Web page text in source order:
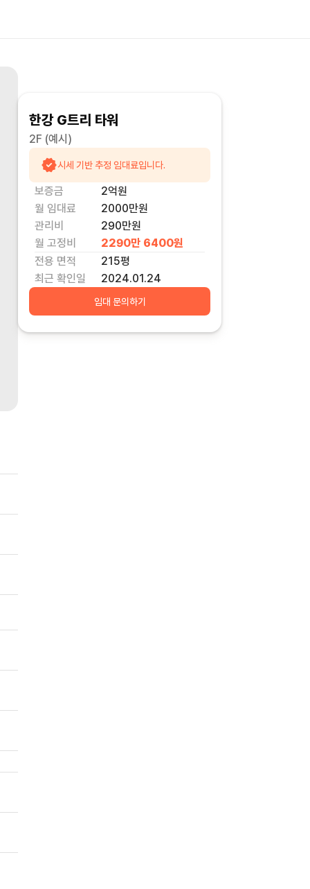
한강 G트리 타워
2F (예시)
시세 기반 추정 임대료입니다.
보증금 2억원
월 임대료
2000만원
관리비
290만원
월 고정비
2290만 6400원
전용 면적
215평
최근 확인일
2024.01.24
임대 문의하기